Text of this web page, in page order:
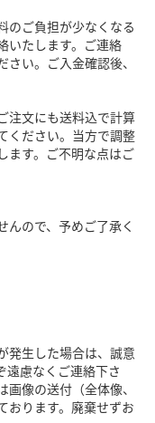
のご負担が少なくなる
いたします。ご連絡
い。ご入金確認後、
注文にも送料込で計算
ください。当方で調整
ます。ご不明な点はご
ので、予めご了承く
発生した場合は、誠意
遠慮なくご連絡下さ
像の送付（全体像、
おります。廃棄せずお